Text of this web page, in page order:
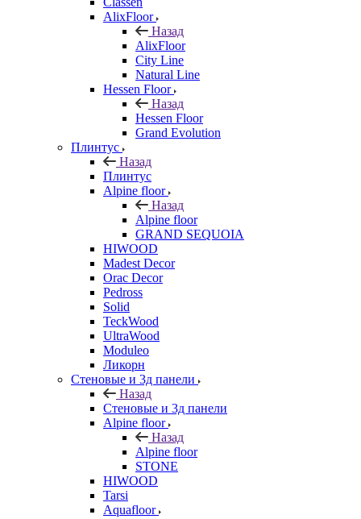
AlixFloor
Назад
AlixFloor
City Line
Natural Line
Hessen Floor
Назад
Hessen Floor
Grand Evolution
Плинтус
Назад
Плинтус
Alpine floor
Назад
Alpine floor
GRAND SEQUOIA
HIWOOD
Madest Decor
Orac Decor
Pedross
Solid
TeckWood
UltraWood
Moduleo
Ликорн
Стеновые и 3д панели
Назад
Стеновые и 3д панели
Alpine floor
Назад
Alpine floor
STONE
HIWOOD
Tarsi
Aquafloor